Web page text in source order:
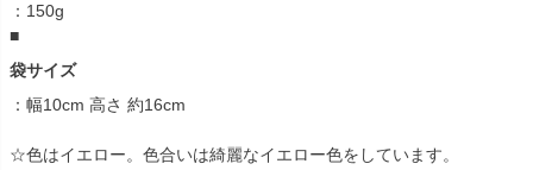
：150g
■
袋サイズ
：幅10cm 高さ 約16cm
☆色はイエロー。色合いは綺麗なイエロー色をしています。